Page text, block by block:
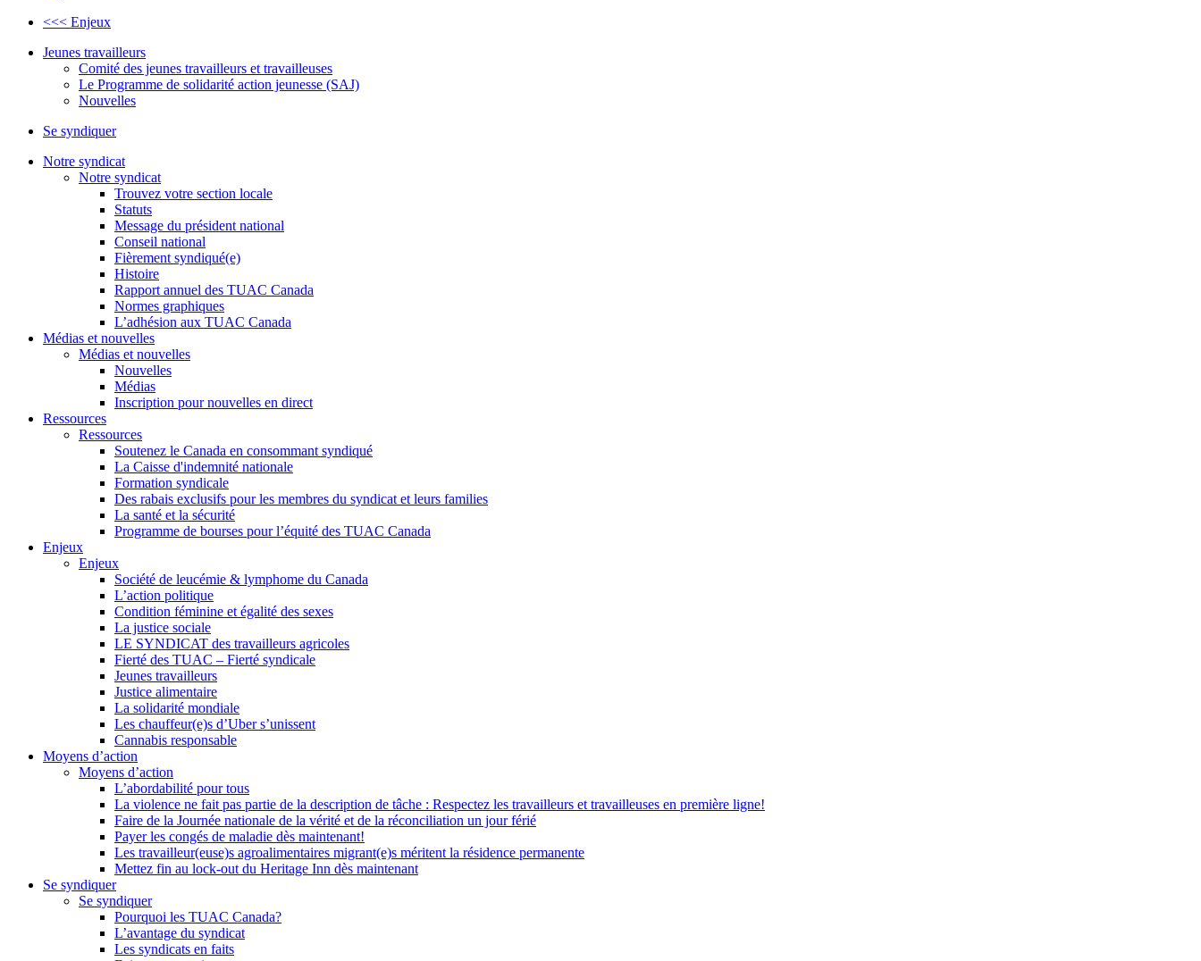
<<< Enjeux
Jeunes travailleurs
Comité des jeunes travailleurs et travailleuses
Le Programme de solidarité action jeunesse (SAJ)
Nouvelles
Se syndiquer
Notre syndicat
Notre syndicat
Trouvez votre section locale
Statuts
Message du président national
Conseil national
Fièrement syndiqué(e)
Histoire
Rapport annuel des TUAC Canada
Normes graphiques
L’adhésion aux TUAC Canada
Médias et nouvelles
Médias et nouvelles
Nouvelles
Médias
Inscription pour nouvelles en direct
Ressources
Ressources
Soutenez le Canada en consommant syndiqué
La Caisse d'indemnité nationale
Formation syndicale
Des rabais exclusifs pour les membres du syndicat et leurs families
La santé et la sécurité
Programme de bourses pour l’équité des TUAC Canada
Enjeux
Enjeux
Société de leucémie & lymphome du Canada
L’action politique
Condition féminine et égalité des sexes
La justice sociale
LE SYNDICAT des travailleurs agricoles
Fierté des TUAC – Fierté syndicale
Jeunes travailleurs
Justice alimentaire
La solidarité mondiale
Les chauffeur(e)s d’Uber s’unissent
Cannabis responsable
Moyens d’action
Moyens d’action
L’abordabilité pour tous
La violence ne fait pas partie de la description de tâche : Respectez les travailleurs et travailleuses en première ligne!
Faire de la Journée nationale de la vérité et de la réconciliation un jour férié
Payer les congés de maladie dès maintenant!
Les travailleur(euse)s agroalimentaires migrant(e)s méritent la résidence permanente
Mettez fin au lock-out du Heritage Inn dès maintenant
Se syndiquer
Se syndiquer
Pourquoi les TUAC Canada?
L’avantage du syndicat
Les syndicats en faits